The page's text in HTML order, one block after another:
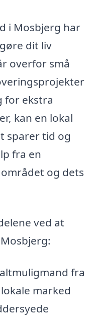
i Mosbjerg har
dit liv
overfor små
for ekstra
kan en lokal
sparer tid og
fra en
og dets
ved at
fra
marked